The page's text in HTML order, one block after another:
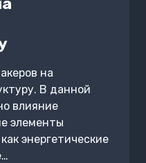
на
В данной
влияние
элементы
энергетические